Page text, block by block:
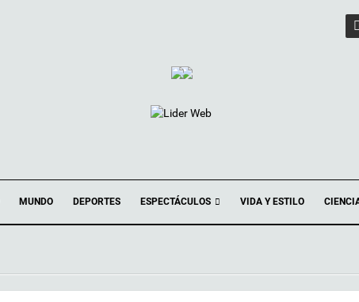
MUNDO DEPORTES ESPECTÁCULOS VIDA Y ESTILO